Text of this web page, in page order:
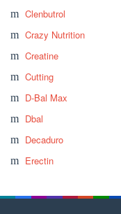
Clenbutrol
Crazy Nutrition
Creatine
Cutting
D-Bal Max
Dbal
Decaduro
Erectin